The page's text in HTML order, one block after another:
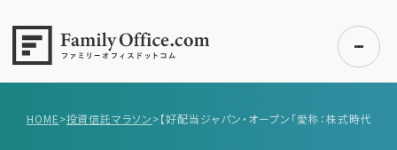
HOME>投資信託マラソン>